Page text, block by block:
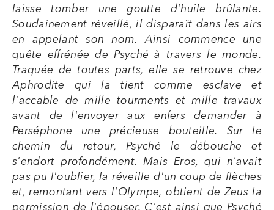
laisse tomber une goutte d'huile brûlante.
Soudainement réveillé, il disparaît dans les airs
en appelant son nom. Ainsi commence une
quête effrénée de Psyché à travers le monde.
Traquée de toutes parts, elle se retrouve chez
Aphrodite qui la tient comme esclave et
l'accable de mille tourments et mille travaux
avant de l'envoyer aux enfers demander à
Perséphone une précieuse bouteille. Sur le
chemin du retour, Psyché le débouche et
s'endort profondément. Mais Eros, qui n'avait
pas pu l'oublier, la réveille d'un coup de flèches
et, remontant vers l'Olympe, obtient de Zeus la
permission de l'épouser. C'est ainsi que Psyché